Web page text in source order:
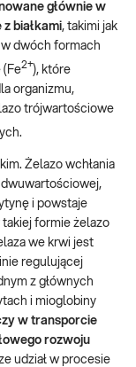
głównie w
białkami, takimi jak
dwóch formach
(Fe2+), które
organizmu,
trójwartościowe
Żelazo wchłania
i powstaje
takiej formie żelazo
we krwi jest
regulującej
z głównych
i mioglobiny
w transporcie
rozwoju
udział w procesie